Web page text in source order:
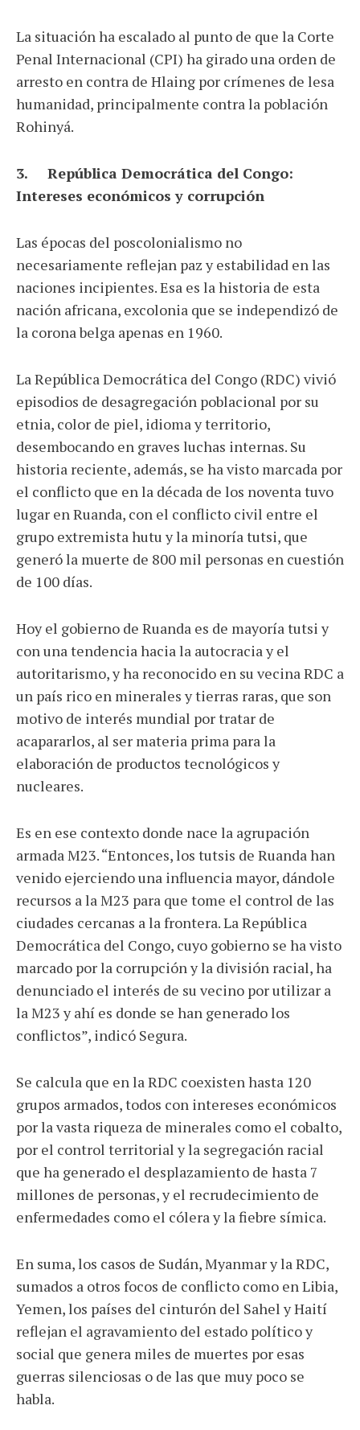
La situación ha escalado al punto de que la Corte
Penal Internacional (CPI) ha girado una orden de
arresto en contra de Hlaing por crímenes de lesa
humanidad, principalmente contra la población
Rohinyá.
3. República Democrática del Congo:
Intereses económicos y corrupción
Las épocas del poscolonialismo no
necesariamente reflejan paz y estabilidad en las
naciones incipientes. Esa es la historia de esta
nación africana, excolonia que se independizó de
la corona belga apenas en 1960.
La República Democrática del Congo (RDC) vivió
episodios de desagregación poblacional por su
etnia, color de piel, idioma y territorio,
desembocando en graves luchas internas. Su
historia reciente, además, se ha visto marcada por
el conflicto que en la década de los noventa tuvo
lugar en Ruanda, con el conflicto civil entre el
grupo extremista hutu y la minoría tutsi, que
generó la muerte de 800 mil personas en cuestión
de 100 días.
Hoy el gobierno de Ruanda es de mayoría tutsi y
con una tendencia hacia la autocracia y el
autoritarismo, y ha reconocido en su vecina RDC a
un país rico en minerales y tierras raras, que son
motivo de interés mundial por tratar de
acapararlos, al ser materia prima para la
elaboración de productos tecnológicos y
nucleares.
Es en ese contexto donde nace la agrupación
armada M23. “Entonces, los tutsis de Ruanda han
venido ejerciendo una influencia mayor, dándole
recursos a la M23 para que tome el control de las
ciudades cercanas a la frontera. La República
Democrática del Congo, cuyo gobierno se ha visto
marcado por la corrupción y la división racial, ha
denunciado el interés de su vecino por utilizar a
la M23 y ahí es donde se han generado los
conflictos”, indicó Segura.
Se calcula que en la RDC coexisten hasta 120
grupos armados, todos con intereses económicos
por la vasta riqueza de minerales como el cobalto,
por el control territorial y la segregación racial
que ha generado el desplazamiento de hasta 7
millones de personas, y el recrudecimiento de
enfermedades como el cólera y la fiebre símica.
En suma, los casos de Sudán, Myanmar y la RDC,
sumados a otros focos de conflicto como en Libia,
Yemen, los países del cinturón del Sahel y Haití
reflejan el agravamiento del estado político y
social que genera miles de muertes por esas
guerras silenciosas o de las que muy poco se
habla.